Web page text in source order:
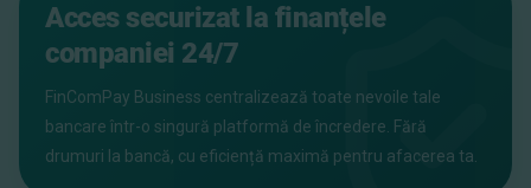
Acces securizat la finanțele
companiei 24/7
FinComPay Business centralizează toate nevoile tale
bancare într-o singură platformă de încredere. Fără
drumuri la bancă, cu eficiență maximă pentru afacerea ta.